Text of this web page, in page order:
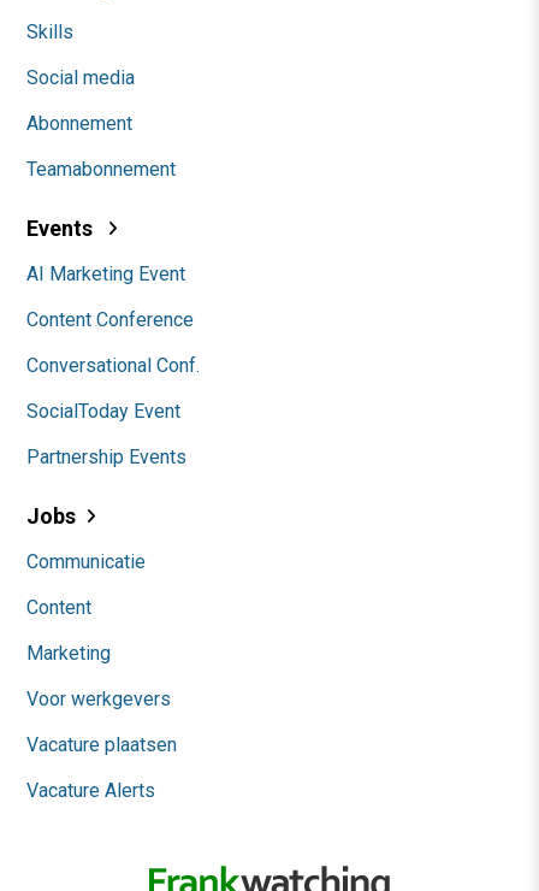
Skills
Social media
Abonnement
Teamabonnement
Events
AI Marketing Event
Content Conference
Conversational Conf.
SocialToday Event
Partnership Events
Jobs
Communicatie
Content
Marketing
Voor werkgevers
Vacature plaatsen
Vacature Alerts